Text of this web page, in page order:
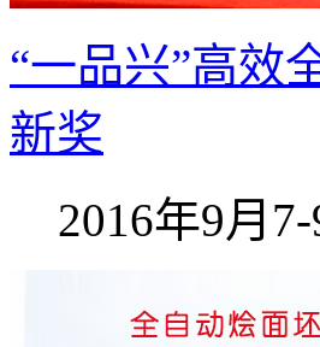
“一品兴”高效
新奖
2016年9月